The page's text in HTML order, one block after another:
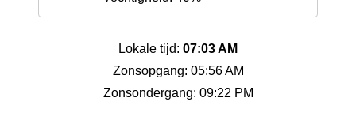
Lokale tijd: 07:03 AM
Zonsopgang: 05:56 AM
Zonsondergang: 09:22 PM